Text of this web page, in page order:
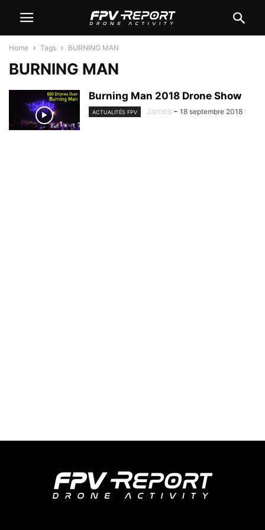
Home Tags BURNING MAN
BURNING MAN
Burning Man 2018 Drone Show
ACTUALITÉS FPV James - 18 septembre 2018